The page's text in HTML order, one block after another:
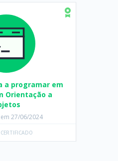
a programar em
Orientação a
27/06/2024